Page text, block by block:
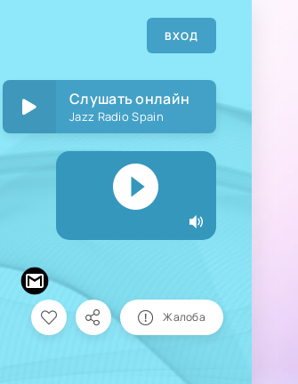
ВХОД
Слушать онлайн
Jazz Radio Spain
Жалоба